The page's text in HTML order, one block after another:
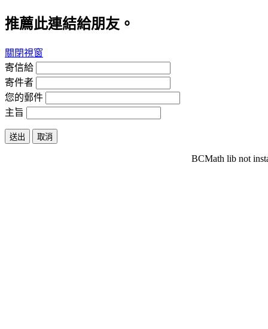
推薦此連結給朋友。
關閉視窗
寄信給
寄件者
您的郵件
主旨
送出 取消
BCMath lib not